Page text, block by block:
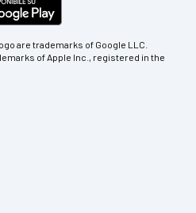
are trademarks of Google LLC.
of Apple Inc., registered in the